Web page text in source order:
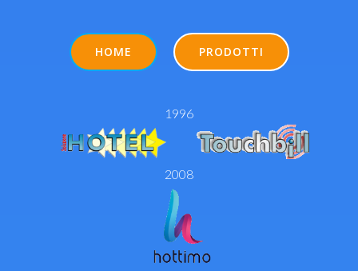
HOME PRODOTTI
1996
2008